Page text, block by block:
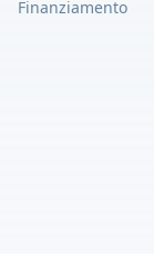
Finanziamento